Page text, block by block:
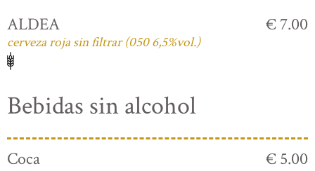
ALDEA
cerveza roja sin filtrar (050 6,5%vol.)
€ 7.00
Bebidas sin alcohol
Coca
€ 5.00